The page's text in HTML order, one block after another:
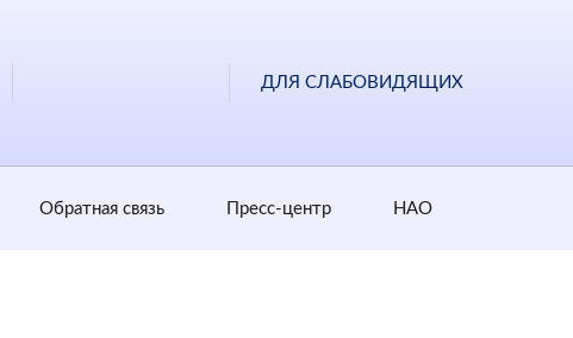
ДЛЯ СЛАБОВИДЯЩИХ
Обратная cвязь Пресс-центр НАО